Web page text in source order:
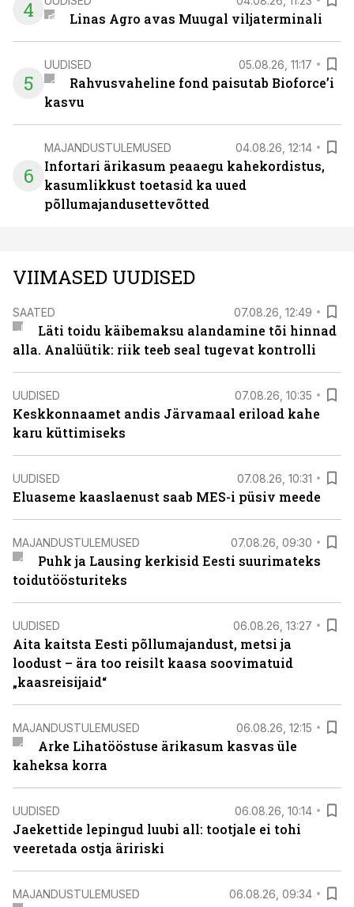
4 Linas Agro avas Muugal viljaterminali
5
UUDISED 05.08.26, 11:17
Rahvusvaheline fond paisutab Bioforce’i
kasvu
6
MAJANDUSTULEMUSED 04.08.26, 12:14
Infortari ärikasum peaaegu kahekordistus,
kasumlikkust toetasid ka uued
põllumajandusettevõtted
VIIMASED UUDISED
SAATED 07.08.26, 12:49
Läti toidu käibemaksu alandamine tõi hinnad
alla. Analüütik: riik teeb seal tugevat kontrolli
UUDISED 07.08.26, 10:35
Keskkonnaamet andis Järvamaal eriload kahe
karu küttimiseks
UUDISED 07.08.26, 10:31
Eluaseme kaaslaenust saab MES-i püsiv meede
MAJANDUSTULEMUSED 07.08.26, 09:30
Puhk ja Lausing kerkisid Eesti suurimateks
toidutöösturiteks
UUDISED 06.08.26, 13:27
Aita kaitsta Eesti põllumajandust, metsi ja
loodust – ära too reisilt kaasa soovimatuid
„kaasreisijaid“
MAJANDUSTULEMUSED 06.08.26, 12:15
Arke Lihatööstuse ärikasum kasvas üle
kaheksa korra
UUDISED 06.08.26, 10:14
Jaekettide lepingud luubi all: tootjale ei tohi
veeretada ostja äririski
MAJANDUSTULEMUSED 06.08.26, 09:34